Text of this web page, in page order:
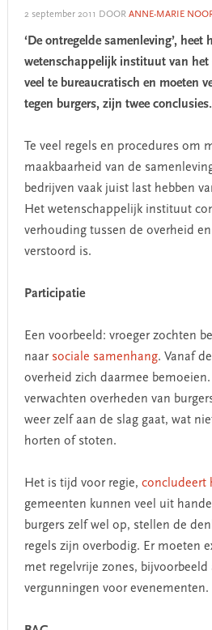
2 september 2011 DOOR ANNE-MARIE
‘De ontregelde samenleving’,
wetenschappelijk instituut van het
veel te bureaucratisch en moeten
tegen burgers, zijn twee conclusies.
Te veel regels en procedures om
maakbaarheid van de
bedrijven vaak juist last hebben
Het wetenschappelijk instituut
verhouding tussen de overheid
verstoord is.
Participatie
Een voorbeeld: vroeger zochten
naar sociale samenhang. Vanaf
overheid zich daarmee bemoeien.
verwachten overheden van
weer zelf aan de slag gaat, wat
horten of stoten.
Het is tijd voor regie, concludeert
gemeenten kunnen veel uit
burgers zelf wel op, stellen de
regels zijn overbodig. Er moeten
met regelvrije zones, bijvoorbeeld
vergunningen voor evenementen.